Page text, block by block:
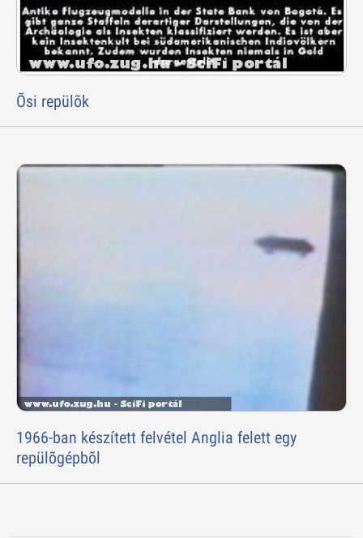
Õsi repülõk
1966-ban készített felvétel Anglia felett egy
repülõgépbõl